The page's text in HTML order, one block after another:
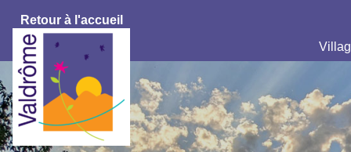
Retour à l'accueil